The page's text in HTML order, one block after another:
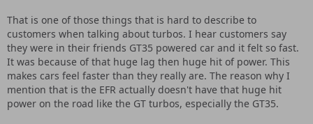
That is one of those things that is hard to describe to
customers when talking about turbos. I hear customers say
they were in their friends GT35 powered car and it felt so fast.
It was because of that huge lag then huge hit of power. This
makes cars feel faster than they really are. The reason why I
mention that is the EFR actually doesn't have that huge hit
power on the road like the GT turbos, especially the GT35.